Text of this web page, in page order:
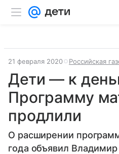
21 февраля 2020 Российская
Дети — к
Программу
продлили
О расширении
года объявил